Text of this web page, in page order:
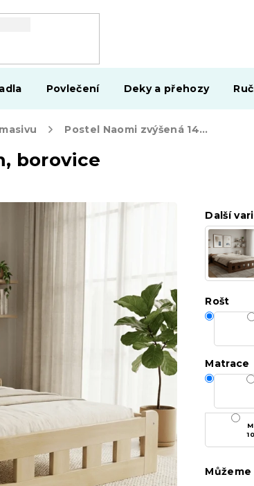
Povlečení Deky a přehozy
Postel Naomi zvýšená 140 x 200 cm, borovice
borovice
Další
Rošt
Matrace